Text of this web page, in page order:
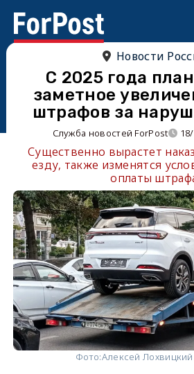
Новости
С 2025 года
заметное
штрафов за
Служба новостей ForPost
Существенно вырастет
езду, также изменятся
оплаты
Фото:Алексей